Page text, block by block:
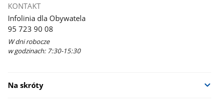
KONTAKT
Infolinia dla Obywatela
95 723 90 08
W dni robocze
w godzinach: 7:30-15:30
Na skróty